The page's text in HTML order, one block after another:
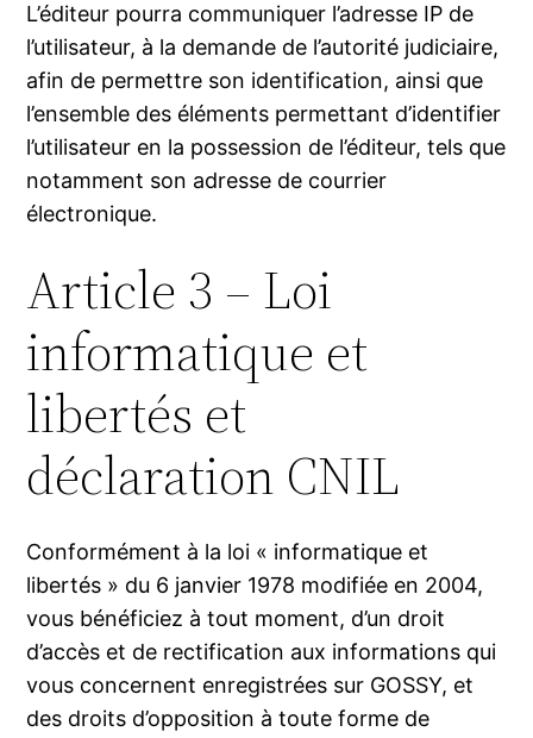
L’éditeur pourra communiquer l’adresse IP de
l’utilisateur, à la demande de l’autorité judiciaire,
afin de permettre son identification, ainsi que
l’ensemble des éléments permettant d’identifier
l’utilisateur en la possession de l’éditeur, tels que
notamment son adresse de courrier
électronique.
Article 3 – Loi
informatique et
libertés et
déclaration CNIL
Conformément à la loi « informatique et
libertés » du 6 janvier 1978 modifiée en 2004,
vous bénéficiez à tout moment, d’un droit
d’accès et de rectification aux informations qui
vous concernent enregistrées sur GOSSY, et
des droits d’opposition à toute forme de